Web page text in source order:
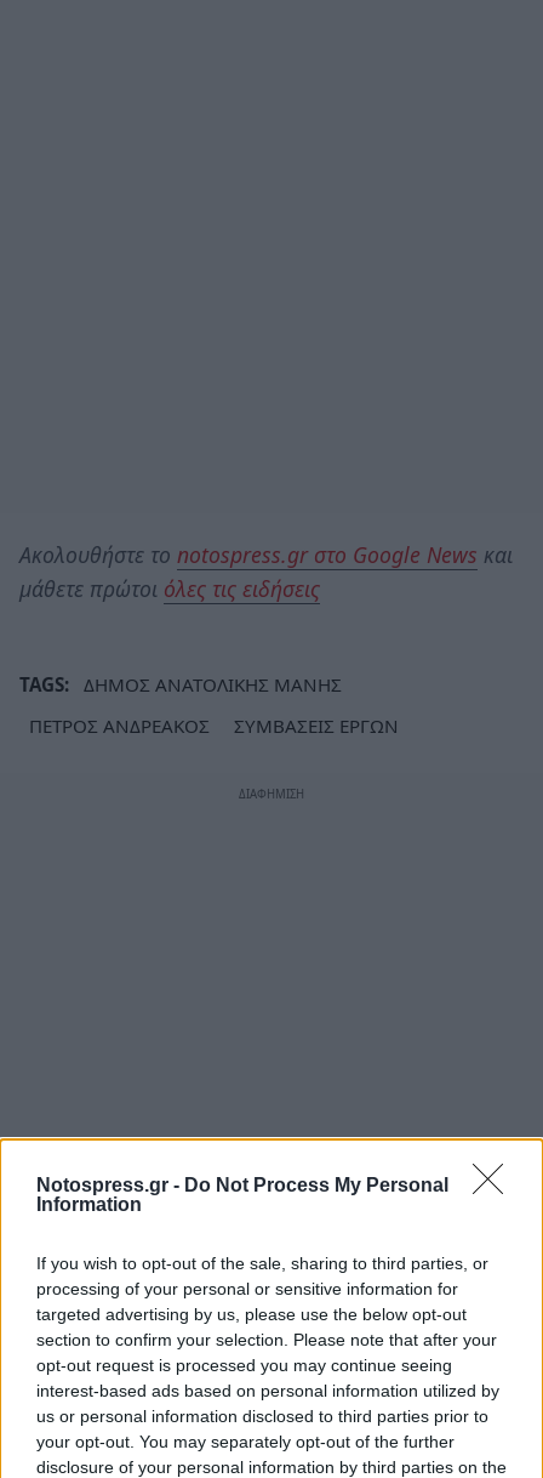
Notospress.gr - Do Not Process My Personal
Information
If you wish to opt-out of the sale, sharing to third parties, or
processing of your personal or sensitive information for
targeted advertising by us, please use the below opt-out
section to confirm your selection. Please note that after your
opt-out request is processed you may continue seeing
interest-based ads based on personal information utilized by
us or personal information disclosed to third parties prior to
your opt-out. You may separately opt-out of the further
disclosure of your personal information by third parties on the
Ακολουθήστε το notospress.gr στο Google News και
μάθετε πρώτοι όλες τις ειδήσεις
TAGS: ΔΗΜΟΣ ΑΝΑΤΟΛΙΚΗΣ ΜΑΝΗΣ
ΠΕΤΡΟΣ ΑΝΔΡΕΑΚΟΣ
ΣΥΜΒΑΣΕΙΣ ΕΡΓΩΝ